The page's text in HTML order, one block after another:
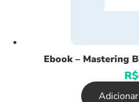
Ebook – Mastering
R$